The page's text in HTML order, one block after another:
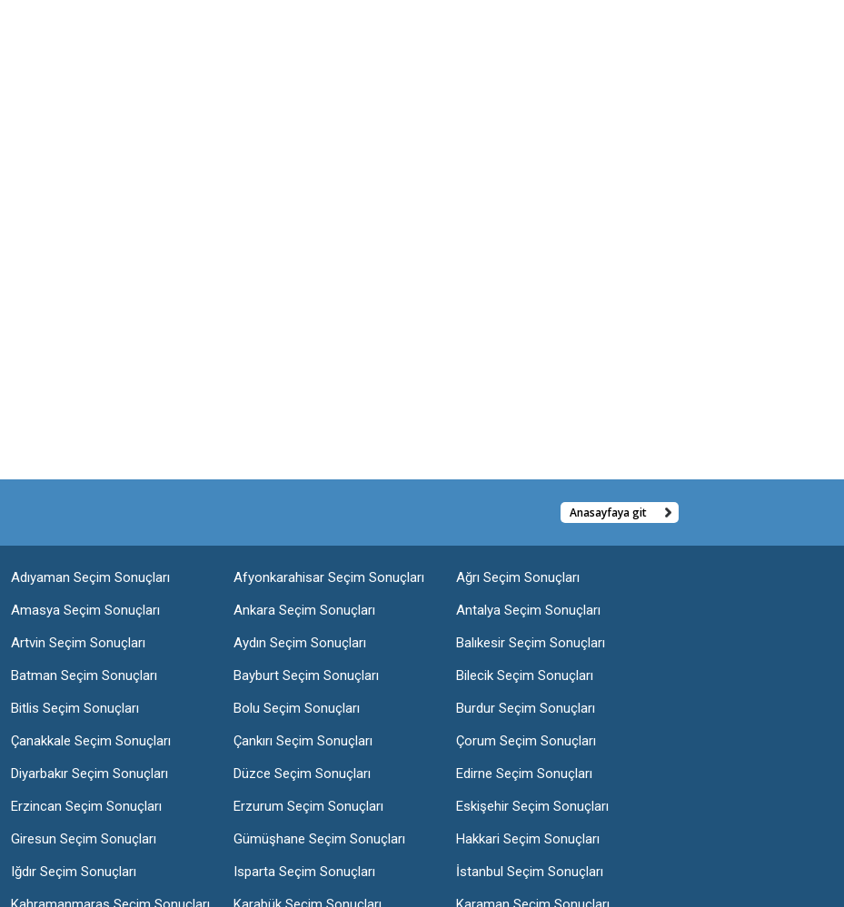
Anasayfaya git
Adıyaman Seçim Sonuçları Afyonkarahisar Seçim Sonuçları
Ağrı Seçim Sonuçları
Amasya Seçim Sonuçları Ankara Seçim Sonuçları
Antalya Seçim Sonuçları
Artvin Seçim Sonuçları Aydın Seçim Sonuçları
Balıkesir Seçim Sonuçları
Batman Seçim Sonuçları Bayburt Seçim Sonuçları
Bilecik Seçim Sonuçları
Bitlis Seçim Sonuçları Bolu Seçim Sonuçları
Burdur Seçim Sonuçları
Çanakkale Seçim Sonuçları Çankırı Seçim Sonuçları
Çorum Seçim Sonuçları
Diyarbakır Seçim Sonuçları Düzce Seçim Sonuçları
Edirne Seçim Sonuçları
Erzincan Seçim Sonuçları Erzurum Seçim Sonuçları
Eskişehir Seçim Sonuçları
Giresun Seçim Sonuçları Gümüşhane Seçim Sonuçları
Hakkari Seçim Sonuçları
Iğdır Seçim Sonuçları Isparta Seçim Sonuçları
İstanbul Seçim Sonuçları